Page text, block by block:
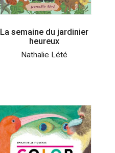
La semaine du jardinier
heureux
Nathalie Lété